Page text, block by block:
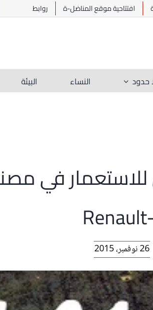
افتتاحية موقع المناضل-ة روابط
حدود النساء البيئة
في
26 نوفمبر، 2015